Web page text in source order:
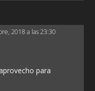
2018 a las 23:30
para